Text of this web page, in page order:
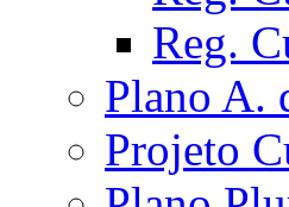
Reg.
Plano A.
Projeto